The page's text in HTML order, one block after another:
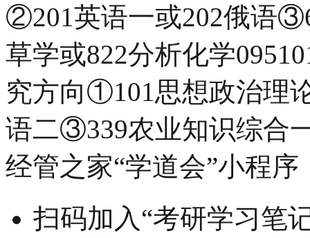
②201英语一或202俄语
草学或822分析化学
究方向①101思想政治理
语二③339农业知识综合
经管之家“学道会”小程序
扫码加入“考研学习笔